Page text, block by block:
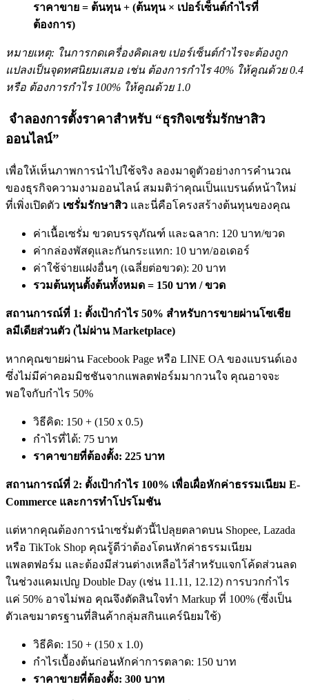
ราคาขาย = ต้นทุน + (ต้นทุน × เปอร์เซ็นต์กำไรที่
ต้องการ)
หมายเหตุ: ในการกดเครื่องคิดเลข เปอร์เซ็นต์กำไรจะต้องถูก
แปลงเป็นจุดทศนิยมเสมอ เช่น ต้องการกำไร 40% ให้คูณด้วย 0.4
หรือ ต้องการกำไร 100% ให้คูณด้วย 1.0
จำลองการตั้งราคาสำหรับ “ธุรกิจเซรั่มรักษาสิว
ออนไลน์”
เพื่อให้เห็นภาพการนำไปใช้จริง ลองมาดูตัวอย่างการคำนวณ
ของธุรกิจความงามออนไลน์ สมมติว่าคุณเป็นแบรนด์หน้าใหม่
ที่เพิ่งเปิดตัว เซรั่มรักษาสิว และนี่คือโครงสร้างต้นทุนของคุณ
ค่าเนื้อเซรั่ม ขวดบรรจุภัณฑ์ และฉลาก: 120 บาท/ขวด
ค่ากล่องพัสดุและกันกระแทก: 10 บาท/ออเดอร์
ค่าใช้จ่ายแฝงอื่นๆ (เฉลี่ยต่อขวด): 20 บาท
รวมต้นทุนตั้งต้นทั้งหมด = 150 บาท / ขวด
สถานการณ์ที่ 1: ตั้งเป้ากำไร 50% สำหรับการขายผ่านโซเชีย
ลมีเดียส่วนตัว (ไม่ผ่าน Marketplace)
หากคุณขายผ่าน Facebook Page หรือ LINE OA ของแบรนด์เอง
ซึ่งไม่มีค่าคอมมิชชันจากแพลตฟอร์มมากวนใจ คุณอาจจะ
พอใจกับกำไร 50%
วิธีคิด: 150 + (150 x 0.5)
กำไรที่ได้: 75 บาท
ราคาขายที่ต้องตั้ง: 225 บาท
สถานการณ์ที่ 2: ตั้งเป้ากำไร 100% เพื่อเผื่อหักค่าธรรมเนียม E-
Commerce และการทำโปรโมชัน
แต่หากคุณต้องการนำเซรั่มตัวนี้ไปลุยตลาดบน Shopee, Lazada
หรือ TikTok Shop คุณรู้ดีว่าต้องโดนหักค่าธรรมเนียม
แพลตฟอร์ม และต้องมีส่วนต่างเหลือไว้สำหรับแจกโค้ดส่วนลด
ในช่วงแคมเปญ Double Day (เช่น 11.11, 12.12) การบวกกำไร
แค่ 50% อาจไม่พอ คุณจึงตัดสินใจทำ Markup ที่ 100% (ซึ่งเป็น
ตัวเลขมาตรฐานที่สินค้ากลุ่มสกินแคร์นิยมใช้)
วิธีคิด: 150 + (150 x 1.0)
กำไรเบื้องต้นก่อนหักค่าการตลาด: 150 บาท
ราคาขายที่ต้องตั้ง: 300 บาท